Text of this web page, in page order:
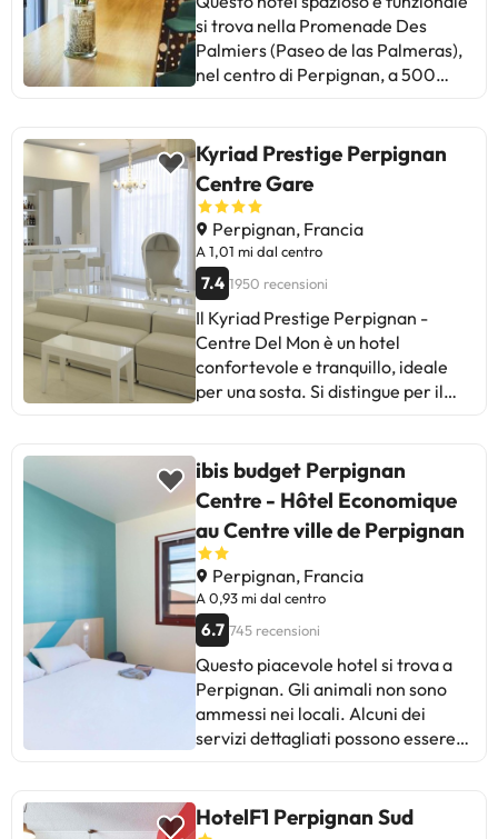
perfetto per una sosta veloce lungo
il tuo percorso!
si trova nella Promenade Des
Palmiers (Paseo de las Palmeras),
nel centro di Perpignan, a 500
negozi e musei e 20 minuti di auto
dalla spiaggia di Canet-en-
Roussillon. L'hotel dispone di bar,
sauna, palestra, 3 sale riunioni e
connessione Wi-Fi gratuita. Da
parte loro, le camere sono dotate
di tutti i comfort necessari per un
piacevole soggiorno.
Kyriad Prestige Perpignan
Centre Gare
Perpignan, Francia
A 1,01 mi dal centro
7.4 1950 recensioni
Il Kyriad Prestige Perpignan -
Centre Del Mon è un hotel
confortevole e tranquillo, ideale
per una sosta. Si distingue per il
Alcuni ospiti segnalano il rumore
dell'aria condizionata e le
limitazioni alla colazione.
Nonostante ciò, la maggior parte
apprezza la qualità del servizio,
l'insonorizzazione e il comfort delle
camere. Perfetto per chi viaggia o
è in viaggio per lavoro. Offre
un'esperienza gradevole, anche se
con margini di miglioramento per
quanto riguarda la varietà della
colazione e il rumore dell'aria
ibis budget Perpignan
Centre - Hôtel Economique
au Centre ville de Perpignan
Perpignan, Francia
A 0,93 mi dal centro
6.7 745 recensioni
Questo piacevole hotel si trova a
Perpignan. Gli animali non sono
ammessi nei locali. Alcuni dei
servizi dettagliati possono essere
stabilimento. La struttura ricettiva
HotelF1 Perpignan Sud